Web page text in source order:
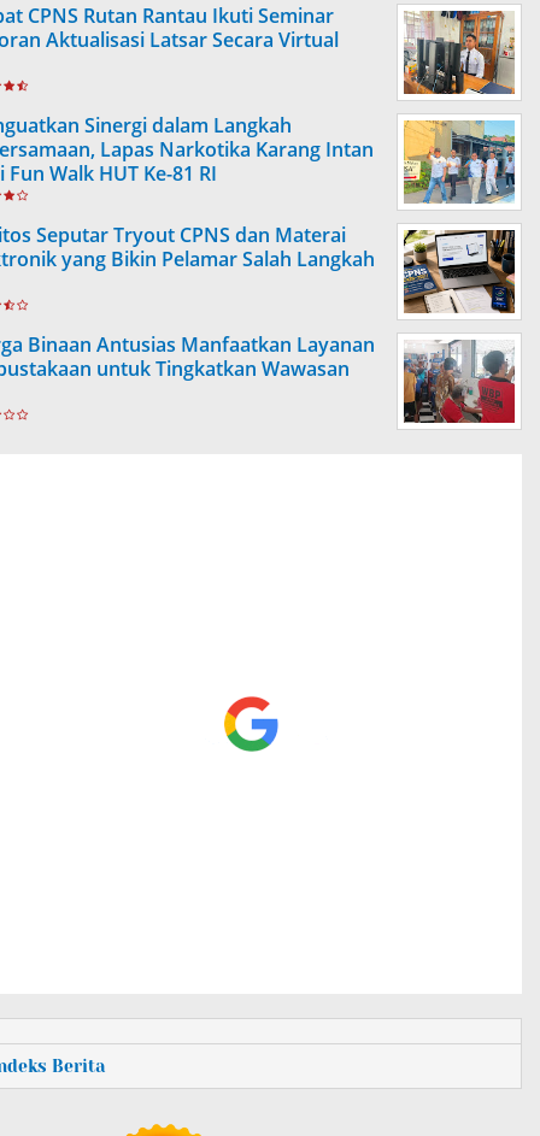
CPNS Rutan Rantau Ikuti Seminar
Aktualisasi Latsar Secara Virtual
Sinergi dalam Langkah
Lapas Narkotika Karang Intan
Walk HUT Ke-81 RI
Seputar Tryout CPNS dan Materai
yang Bikin Pelamar Salah Langkah
Binaan Antusias Manfaatkan Layanan
untuk Tingkatkan Wawasan
Berita